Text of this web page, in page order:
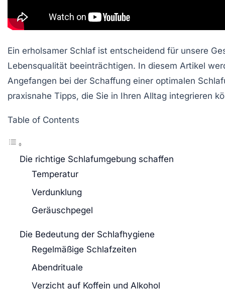
Ein erholsamer Schlaf ist entscheidend für unsere
Lebensqualität beeinträchtigen. In diesem Artikel
Angefangen bei der Schaffung einer optimalen
praxisnahe Tipps, die Sie in Ihren Alltag integrieren
Table of Contents
Die richtige Schlafumgebung schaffen
Temperatur
Verdunklung
Geräuschpegel
Die Bedeutung der Schlafhygiene
Regelmäßige Schlafzeiten
Abendrituale
Verzicht auf Koffein und Alkohol